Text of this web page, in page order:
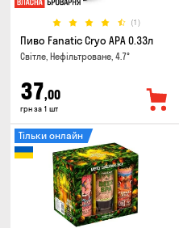
(1)
Пиво Fanatic Cryo APA 0.33л
Світле, Нефільтроване, 4.7°
37,00
грн за 1 шт
Тільки онлайн